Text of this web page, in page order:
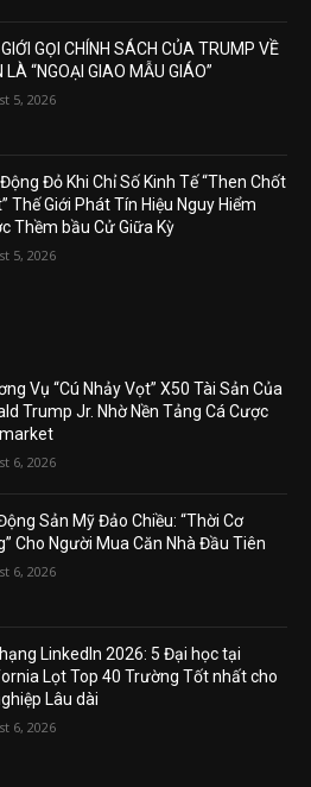
GỌI CHÍNH SÁCH CỦA TRUMP VỀ
LÀ “NGOẠI GIAO MẪU GIÁO”
5, 2026
Đỏ Khi Chỉ Số Kinh Tế “Then Chốt
Thế Giới Phát Tín Hiệu Nguy Hiểm
Thềm bầu Cử Giữa Kỳ
5, 2026
Vụ “Cú Nhảy Vọt” X50 Tài Sản Của
Trump Jr. Nhờ Nền Tảng Cá Cược
6, 2026
Sản Mỹ Đảo Chiều: “Thời Cơ
Cho Người Mua Căn Nhà Đầu Tiên
6, 2026
LinkedIn 2026: 5 Đại học tại
Lọt Top 40 Trường Tốt nhất cho
Lâu dài
6, 2026